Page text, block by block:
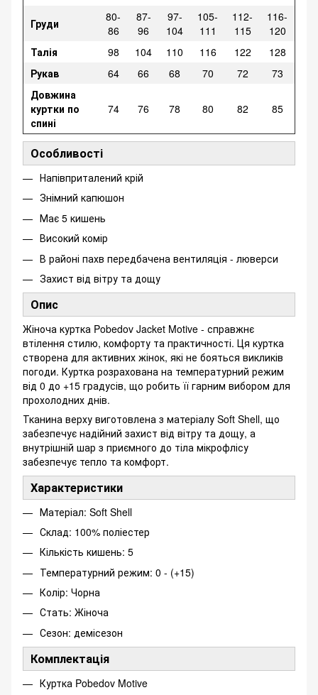
Груди
80-
86
87-
96
97-
104
105-
111
112-
115
116-
120
Талія
98 104 110 116 122
128
Рукав
64 66 68 70 72
73
Довжина
куртки по
спині
74 76 78 80 82 85
Особливості
Напівприталений крій
Знімний капюшон
Має 5 кишень
Високий комір
В районі пахв передбачена вентиляція - люверси
Захист від вітру та дощу
Опис
Жіноча куртка Pobedov Jacket Motive - справжнє
втілення стилю, комфорту та практичності. Ця куртка
створена для активних жінок, які не бояться викликів
погоди. Куртка розрахована на температурний режим
від 0 до +15 градусів, що робить її гарним вибором для
прохолодних днів.
Тканина верху виготовлена з матеріалу Soft Shell, що
забезпечує надійний захист від вітру та дощу, а
внутрішній шар з приємного до тіла мікрофлісу
забезпечує тепло та комфорт.
Характеристики
Матеріал: Soft Shell
Склад: 100% поліестер
Кількість кишень: 5
Температурний режим: 0 - (+15)
Колір: Чорна
Стать: Жіноча
Сезон: демісезон
Комплектація
Куртка Pobedov Motive